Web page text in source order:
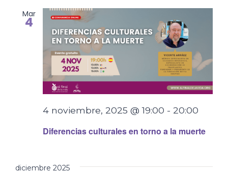
Mar
4
Diferencias culturales en torno a la muerte
4 noviembre, 2025 @ 19:00 - 20:00
diciembre 2025